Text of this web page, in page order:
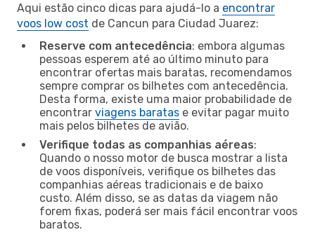
Aqui estão cinco dicas para ajudá-lo a encontrar
voos low cost de Cancun para Ciudad Juarez:
Reserve com antecedência: embora algumas
pessoas esperem até ao último minuto para
encontrar ofertas mais baratas, recomendamos
sempre comprar os bilhetes com antecedência.
Desta forma, existe uma maior probabilidade de
encontrar viagens baratas e evitar pagar muito
mais pelos bilhetes de avião.
Verifique todas as companhias aéreas:
Quando o nosso motor de busca mostrar a lista
de voos disponíveis, verifique os bilhetes das
companhias aéreas tradicionais e de baixo
custo. Além disso, se as datas da viagem não
forem fixas, poderá ser mais fácil encontrar voos
baratos.